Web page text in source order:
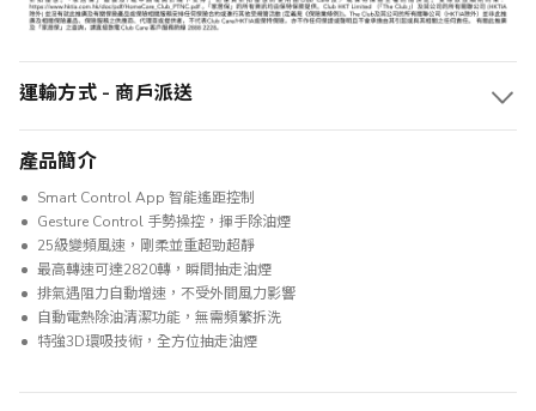
運輸方式 - 商戶派送
產品簡介
Smart Control App 智能遙距控制
Gesture Control 手勢操控，揮手除油煙
25級變頻風速，剛柔並重超勁超靜
最高轉速可達2820轉，瞬間抽走油煙
排氣遇阻力自動增速，不受外間風力影響
自動電熱除油清潔功能，無需頻繁拆洗
特強3D環吸技術，全方位抽走油煙